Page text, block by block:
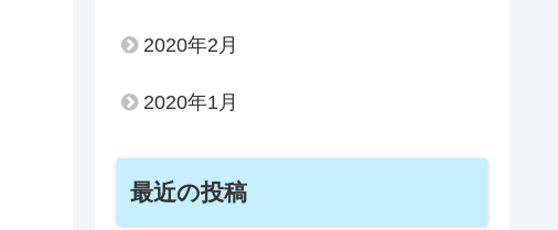
2020年2月
2020年1月
最近の投稿